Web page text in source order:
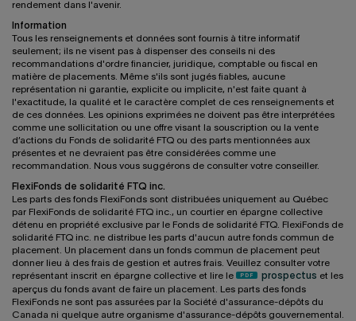
rendement dans l'avenir.
Information
Tous les renseignements et données sont fournis à titre informatif
seulement; ils ne visent pas à dispenser des conseils ni des
recommandations d'ordre financier, juridique, comptable ou fiscal en
matière de placements. Même s'ils sont jugés fiables, aucune
représentation ni garantie, explicite ou implicite, n'est faite quant à
l'exactitude, la qualité et le caractère complet de ces renseignements et
de ces données. Les opinions exprimées ne doivent pas être interprétées
comme une sollicitation ou une offre visant la souscription ou la vente
d’actions du Fonds de solidarité FTQ ou des parts mentionnées aux
présentes et ne devraient pas être considérées comme une
recommandation. Nous vous suggérons de consulter votre conseiller.
FlexiFonds de solidarité FTQ inc.
Les parts des fonds FlexiFonds sont distribuées uniquement au Québec
par FlexiFonds de solidarité FTQ inc., un courtier en épargne collective
détenu en propriété exclusive par le Fonds de solidarité FTQ. FlexiFonds de
solidarité FTQ inc. ne distribue les parts d'aucun autre fonds commun de
placement. Un placement dans un fonds commun de placement peut
donner lieu à des frais de gestion et autres frais. Veuillez consulter votre
représentant inscrit en épargne collective et lire le
prospectus et les
aperçus du fonds avant de faire un placement. Les parts des fonds
FlexiFonds ne sont pas assurées par la Société d'assurance-dépôts du
Canada ni quelque autre organisme d'assurance-dépôts gouvernemental.